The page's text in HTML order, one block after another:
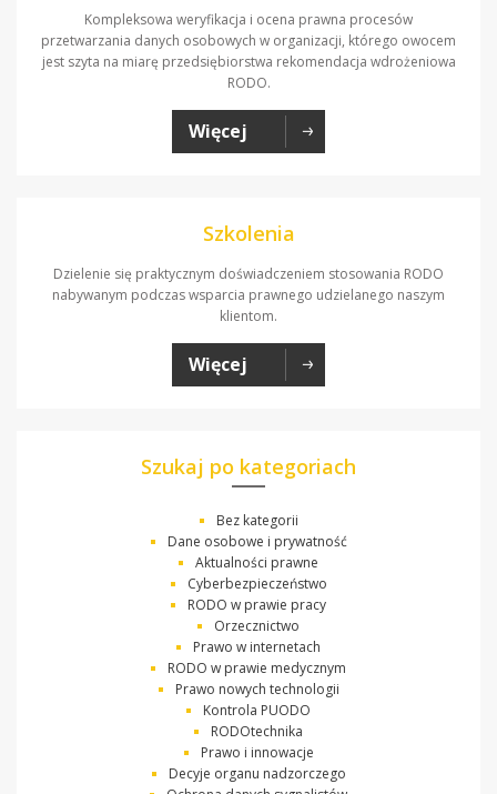
Kompleksowa weryfikacja i ocena prawna procesów
przetwarzania danych osobowych w organizacji, którego owocem
jest szyta na miarę przedsiębiorstwa rekomendacja wdrożeniowa
RODO.
Więcej
Szkolenia
Dzielenie się praktycznym doświadczeniem stosowania RODO
nabywanym podczas wsparcia prawnego udzielanego naszym
klientom.
Więcej
Szukaj po kategoriach
Bez kategorii
Dane osobowe i prywatność
Aktualności prawne
Cyberbezpieczeństwo
RODO w prawie pracy
Orzecznictwo
Prawo w internetach
RODO w prawie medycznym
Prawo nowych technologii
Kontrola PUODO
RODOtechnika
Prawo i innowacje
Decyje organu nadzorczego